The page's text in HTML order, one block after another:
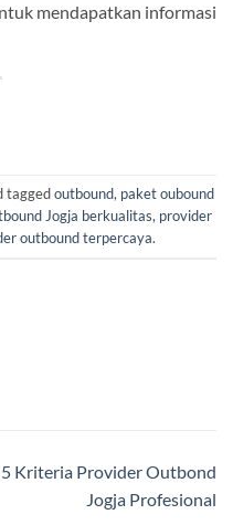
mendapatkan informasi
taggedoutbound, paket oubound
Jogja berkualitas, provider
outbound terpercaya.
5 Kriteria Provider Outbond
Jogja Profesional